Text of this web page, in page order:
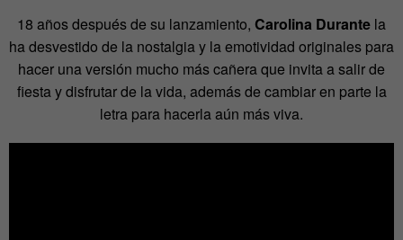
18 años después de su lanzamiento, Carolina Durante la
ha desvestido de la nostalgia y la emotividad originales para
hacer una versión mucho más cañera que invita a salir de
fiesta y disfrutar de la vida, además de cambiar en parte la
letra para hacerla aún más viva.